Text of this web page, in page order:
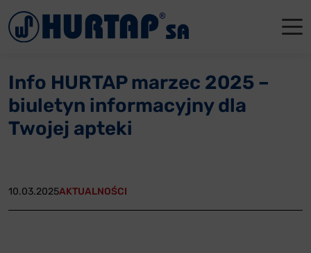
Info HURTAP marzec 2025 –
biuletyn informacyjny dla
Twojej apteki
10.03.2025AKTUALNOŚCI
Menu
Aktualności
Współpraca
Reklamacje
Władze
Dla
Dla
Gdańsk